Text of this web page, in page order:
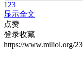
1 23
显示全文
点赞
登录收藏
https://www.miliol.org/